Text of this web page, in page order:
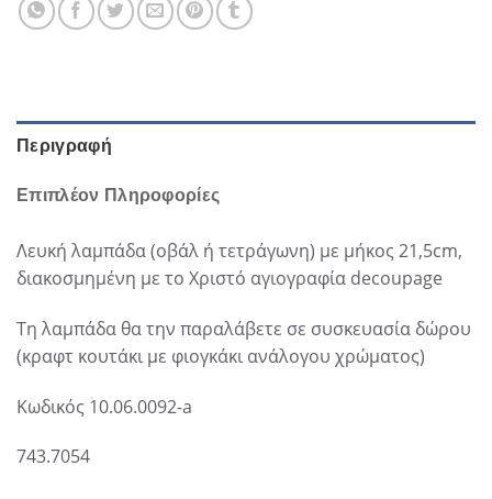
Περιγραφή
Επιπλέον Πληροφορίες
Λευκή λαμπάδα (οβάλ ή τετράγωνη) με μήκος 21,5cm,
διακοσμημένη με το Χριστό αγιογραφία decoupage
Τη λαμπάδα θα την παραλάβετε σε συσκευασία δώρου
(κραφτ κουτάκι με φιογκάκι ανάλογου χρώματος)
Κωδικός 10.06.0092-a
743.7054